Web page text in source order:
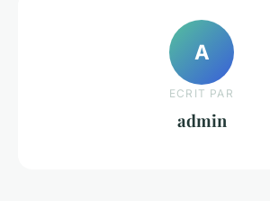
A
ECRIT PAR
admin